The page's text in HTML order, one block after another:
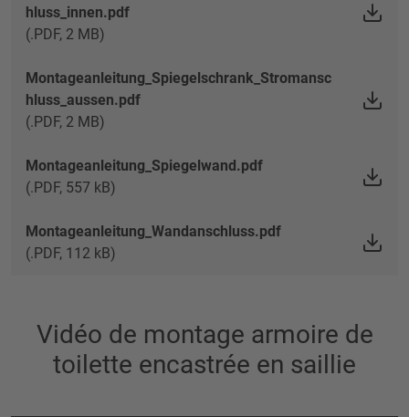
hluss_innen.pdf
(.PDF, 2 MB)
Montageanleitung_Spiegelschrank_Stromansc
hluss_aussen.pdf
(.PDF, 2 MB)
Montageanleitung_Spiegelwand.pdf
(.PDF, 557 kB)
Montageanleitung_Wandanschluss.pdf
(.PDF, 112 kB)
Vidéo de montage armoire de
toilette encastrée en saillie